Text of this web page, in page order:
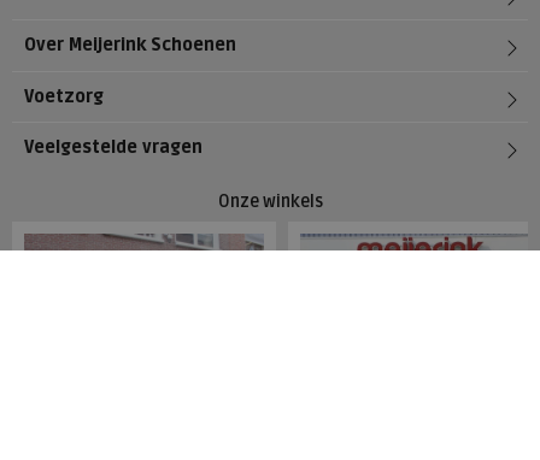
Over Meijerink Schoenen
Voetzorg
Veelgestelde vragen
Onze winkels